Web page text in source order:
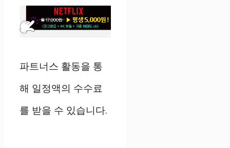
파트너스 활동을 통
해 일정액의 수수료
를 받을 수 있습니다.